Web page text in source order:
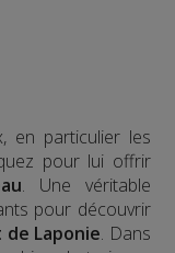
en particulier les
pour lui offrir
. Une véritable
pour découvrir
Laponie. Dans